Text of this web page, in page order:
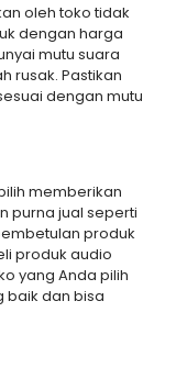
oleh toko tidak
dengan harga
mutu suara
rusak. Pastikan
dengan mutu
memberikan
purna jual seperti
produk
produk audio
yang Anda pilih
baik dan bisa